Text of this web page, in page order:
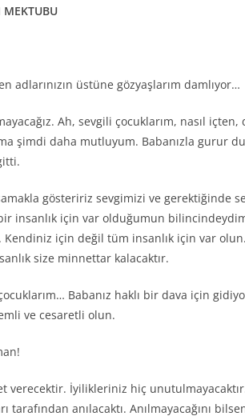
MEKTUBU
adlarınızın üstüne gözyaşlarım damlıyor…
Ah, sevgili çocuklarım, nasıl
şimdi daha mutluyum. Babanızla gurur
gösteririz sevgimizi ve gerektiğinde
insanlık için var olduğumun
için değil tüm insanlık için var
size minnettar kalacaktır.
Babanız haklı bir dava için
ve cesaretli olun.
verecektir. İyilikleriniz hiç
tarafından anılacaktı. Anılmayacağını